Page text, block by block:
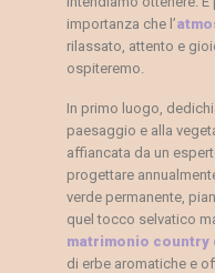
importanza che l’
rilassato, attento e
ospiteremo.
In primo luogo,
paesaggio e alla
affiancata da un
progettare
verde permanente,
quel tocco selvatico
matrimonio country
di erbe aromatiche e